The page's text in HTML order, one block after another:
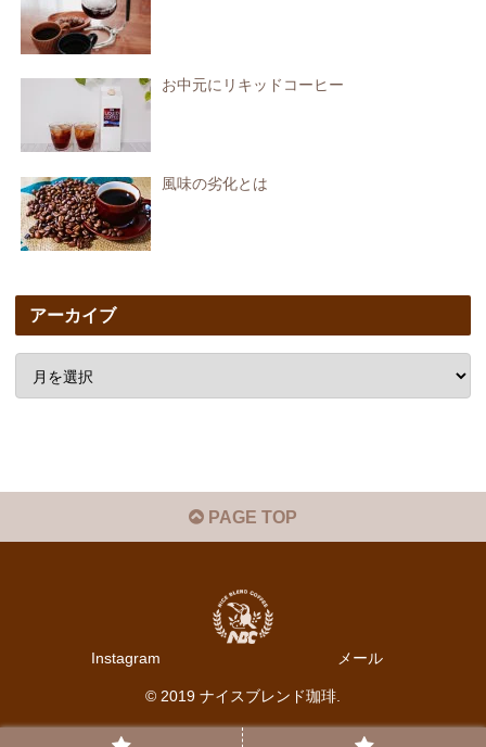
お中元にリキッドコーヒー
風味の劣化とは
アーカイブ
PAGE TOP
Instagram メール
© 2019 ナイスブレンド珈琲.